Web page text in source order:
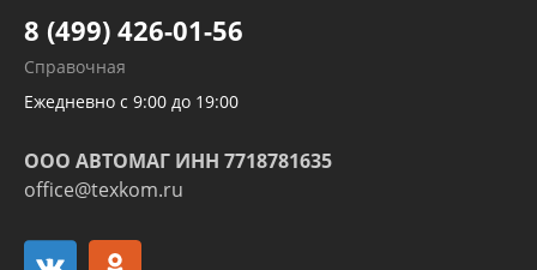
Развертка пайка медных стальных
алюминиевых трубок и штуцеров
8 (499) 426-01-56
Справочная
Ежедневно с 9:00 до 19:00
ООО АВТОМАГ ИНН 7718781635
office@texkom.ru